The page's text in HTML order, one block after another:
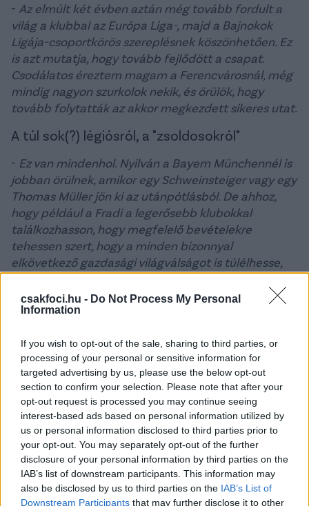
csakfoci.hu - Do Not Process My Personal
Information
If you wish to opt-out of the sale, sharing to third parties, or
processing of your personal or sensitive information for
targeted advertising by us, please use the below opt-out
section to confirm your selection. Please note that after your
opt-out request is processed you may continue seeing
interest-based ads based on personal information utilized by
us or personal information disclosed to third parties prior to
your opt-out. You may separately opt-out of the further
disclosure of your personal information by third parties on the
IAB’s list of downstream participants. This information may
also be disclosed by us to third parties on the IAB’s List of
Downstream Participants that may further disclose it to other
- Az elmúlt két évben aztán még tovább fordult a
világ a klubbal az Európa Liga-, majd a Bajnokok
Ligája-csoportkörös szereplésnek köszönhetően. Ez
is azt mutatja, hogy tovább fejlődött a csapat.
Csodálatos éreztem magam a Ferencvárosnál, még
mindig nagyon szurkolok nekik, és örülök, hogy
tovább folytatták az akkor megkezdett sikeres utat.
A túl sok(?) légiósról, a "zsoldosokról"
- Ez van mindenhol. Nyilván a Bayern Münchennél is
jobban örülnek, amikor egy Schweinsteiger vagy egy
Thomas Müller jön ki az utánpótlásból. De ahhoz,
hogy például a Fradi a legerősebb klubokkal
találkozhasson, hogy megfelelő bevételekre
tehessen szert, hogy a minden bizonnyal
elkövetkező gazdasági világválságot is túlélhesse,
igenis szüksége van a külföldi játékosokra.
Azért az ottani érkezők is rávilágítanak arra,
sokszor azon a szinten, mint kellene.
Nézzük csak meg például Csonka Andrást. Még
nálam mutatkozott be 16 évesen, most is a keret
tagja, de mindez azt is jelenti, hogy képes mondjuk
nemzetközi szinten is helyt állni?
A klub számára egész egyszerűen fontosabb az,
hogy elérje a céljait, mint hogy mindenki szemében